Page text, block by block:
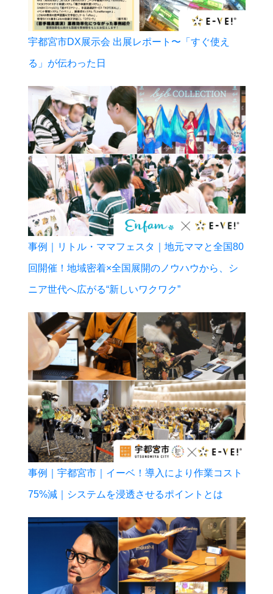
宇都宮市DX展示会 出展レポート〜「すぐ使え
る」が伝わった日
事例｜リトル・ママフェスタ｜地元ママと全国80
回開催！地域密着×全国展開のノウハウから、シ
ニア世代へ広がる“新しいワクワク”
事例｜宇都宮市｜イーベ！導入により作業コスト
75%減｜システムを浸透させるポイントとは